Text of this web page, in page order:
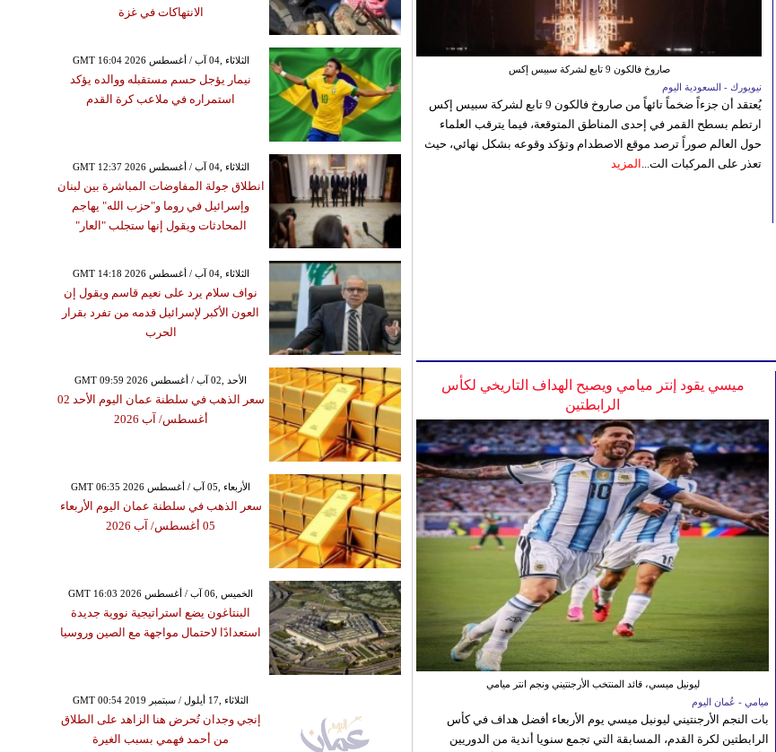
صاروخ فالكون 9 تابع لشركة سبيس إكس
نيويورك - السعودية اليوم
يُعتقد أن جزءاً ضخماً تائهاً من صاروخ فالكون 9 تابع لشركة سبيس إكس
ارتطم بسطح القمر في إحدى المناطق المتوقعة، فيما يترقب العلماء
حول العالم صوراً ترصد موقع الاصطدام وتؤكد وقوعه بشكل نهائي، حيث
تعذر على المركبات الت... المزيد
ميسي يقود إنتر ميامي ويصبح الهداف التاريخي لكأس
الرابطتين
ليونيل ميسي، قائد المنتخب الأرجنتيني ونجم انتر ميامي
ميامي - عُمان اليوم
بات النجم الأرجنتيني ليونيل ميسي يوم الأربعاء أفضل هداف في كأس
الرابطتين لكرة القدم، المسابقة التي تجمع سنويا أندية من الدوريين
الانتهاكات في غزة
GMT 16:04 2026 الثلاثاء ,04 آب / أغسطس
نيمار يؤجل حسم مستقبله ووالده يؤكد
استمراره في ملاعب كرة القدم
GMT 12:37 2026 الثلاثاء ,04 آب / أغسطس
انطلاق جولة المفاوضات المباشرة بين لبنان
وإسرائيل في روما و"حزب الله" يهاجم
المحادثات ويقول إنها ستجلب "العار"
GMT 14:18 2026 الثلاثاء ,04 آب / أغسطس
نواف سلام يرد على نعيم قاسم ويقول إن
العون الأكبر لإسرائيل قدمه من تفرد بقرار
الحرب
GMT 09:59 2026 الأحد ,02 آب / أغسطس
سعر الذهب في سلطنة عمان اليوم الأحد 02
أغسطس/ آب 2026
GMT 06:35 2026 الأربعاء ,05 آب / أغسطس
سعر الذهب في سلطنة عمان اليوم الأربعاء
05 أغسطس/ آب 2026
GMT 16:03 2026 الخميس ,06 آب / أغسطس
البنتاغون يضع استراتيجية نووية جديدة
استعدادًا لاحتمال مواجهة مع الصين وروسيا
GMT 00:54 2019 الثلاثاء ,17 أيلول / سبتمبر
إنجي وجدان تُحرض هنا الزاهد على الطلاق
من أحمد فهمي بسبب الغيرة